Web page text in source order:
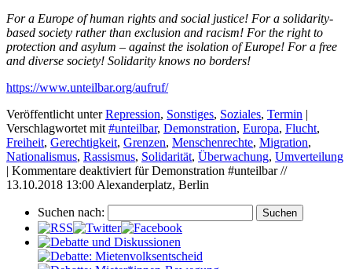
For a Europe of human rights and social justice! For a solidarity-
based society rather than exclusion and racism! For the right to
protection and asylum – against the isolation of Europe! For a free
and diverse society! Solidarity knows no borders!
https://www.unteilbar.org/aufruf/
Veröffentlicht unter Repression, Sonstiges, Soziales, Termin |
Verschlagwortet mit #unteilbar, Demonstration, Europa, Flucht,
Freiheit, Gerechtigkeit, Grenzen, Menschenrechte, Migration,
Nationalismus, Rassismus, Solidarität, Überwachung, Umverteilung
| Kommentare deaktiviert für Demonstration #unteilbar //
13.10.2018 13:00 Alexanderplatz, Berlin
Suchen nach: